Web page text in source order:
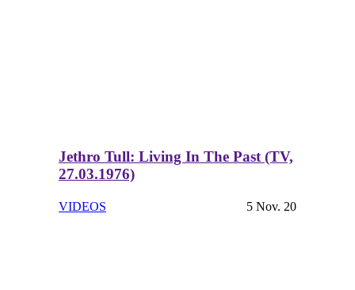
Jethro Tull: Living In The Past (TV,
27.03.1976)
VIDEOS 5 Nov. 20